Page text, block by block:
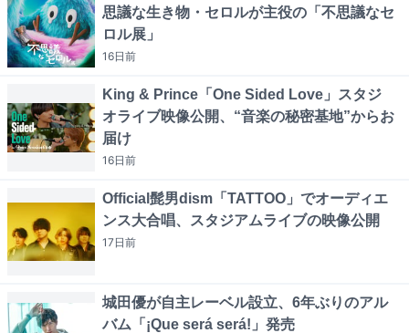
思議な生き物・セロルが主役の「不思議なセ
ロル展」
16日前
King & Prince「One Sided Love」スタジ
オライブ映像公開、“音楽の秘密基地”からお
届け
16日前
Official髭男dism「TATTOO」でオーディエ
ンス大合唱、スタジアムライブの映像公開
17日前
城田優が自主レーベル設立、6年ぶりのアル
バム「¡Que será será!」発売